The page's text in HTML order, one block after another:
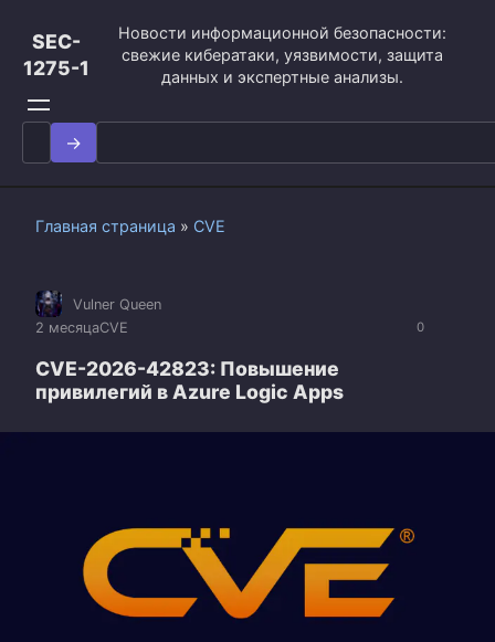
контенту
SEC-
1275-1
Новости информационной безопасности:
свежие кибератаки, уязвимости, защита
данных и экспертные анализы.
Search
for:
Главная страница » CVE
0
Vulner Queen
2 месяцаCVE
CVE-2026-42823: Повышение
привилегий в Azure Logic Apps